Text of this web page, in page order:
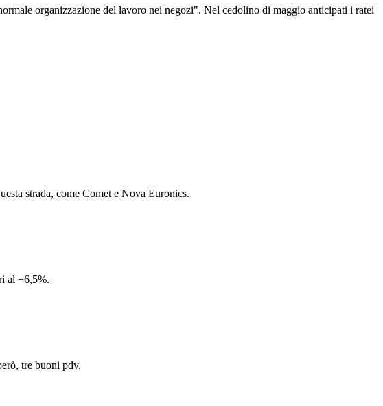
organizzazione del lavoro nei negozi". Nel cedolino di maggio anticipati i ratei
strada, come Comet e Nova Euronics.
al +6,5%.
tre buoni pdv.